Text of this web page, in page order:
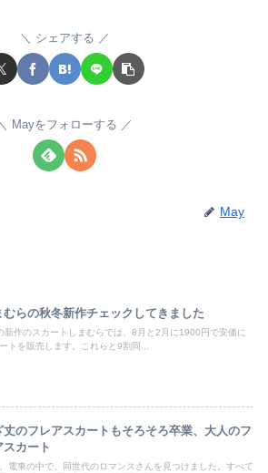
シェアする
Mayをフォローする
May
むらの秋冬新作チェックしてきました
新作のスカートしまむらでは、8月と2月に1900円で安価に
トを販売します。これらと9割同...
丈のフレアスカートもそろそろ卒業、大人のフ
スカート
電車の中で、同世代のロマンスさんを見つけました。すべて